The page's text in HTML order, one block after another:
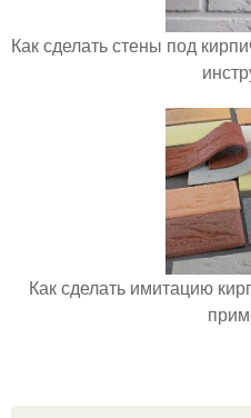
Как сделать стены под
Как сделать имитацию